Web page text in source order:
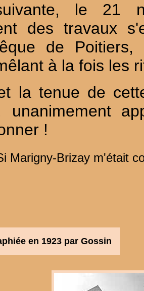
le 21
des travaux
de
à la fois les
la tenue de
unanimement
!
Marigny-Brizay m'était
en 1923 par Gossin